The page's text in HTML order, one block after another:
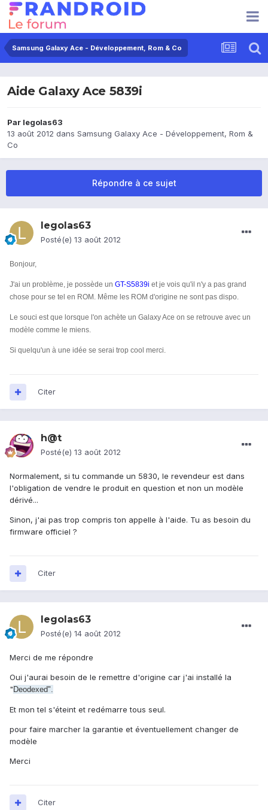
Samsung Galaxy Ace - Développement, Rom & Co
Aide Galaxy Ace 5839i
Par legolas63
13 août 2012 dans Samsung Galaxy Ace - Développement, Rom &
Co
Répondre à ce sujet
legolas63
Posté(e) 13 août 2012
Bonjour,
J'ai un problème, je possède un GT-S5839i et je vois qu'il n'y a pas grand
chose pour se tel en ROM. Même les ROM d'origine ne sont pas dispo.
Le souci est que lorsque l'on achète un Galaxy Ace on se retrouve avec un
modèle comme le miens.
Si quelqu'un à une idée se serai trop cool merci.
Citer
h@t
Posté(e) 13 août 2012
Normalement, si tu commande un 5830, le revendeur est dans
l'obligation de vendre le produit en question et non un modèle
dérivé...
Sinon, j'ai pas trop compris ton appelle à l'aide. Tu as besoin du
firmware officiel ?
Citer
legolas63
Posté(e) 14 août 2012
Merci de me répondre
Oui j'aurai besoin de le remettre d'origine car j'ai installé la
" Deodexed".
Et mon tel s'éteint et redémarre tous seul.
pour faire marcher la garantie et éventuellement changer de
modèle
Merci
Citer